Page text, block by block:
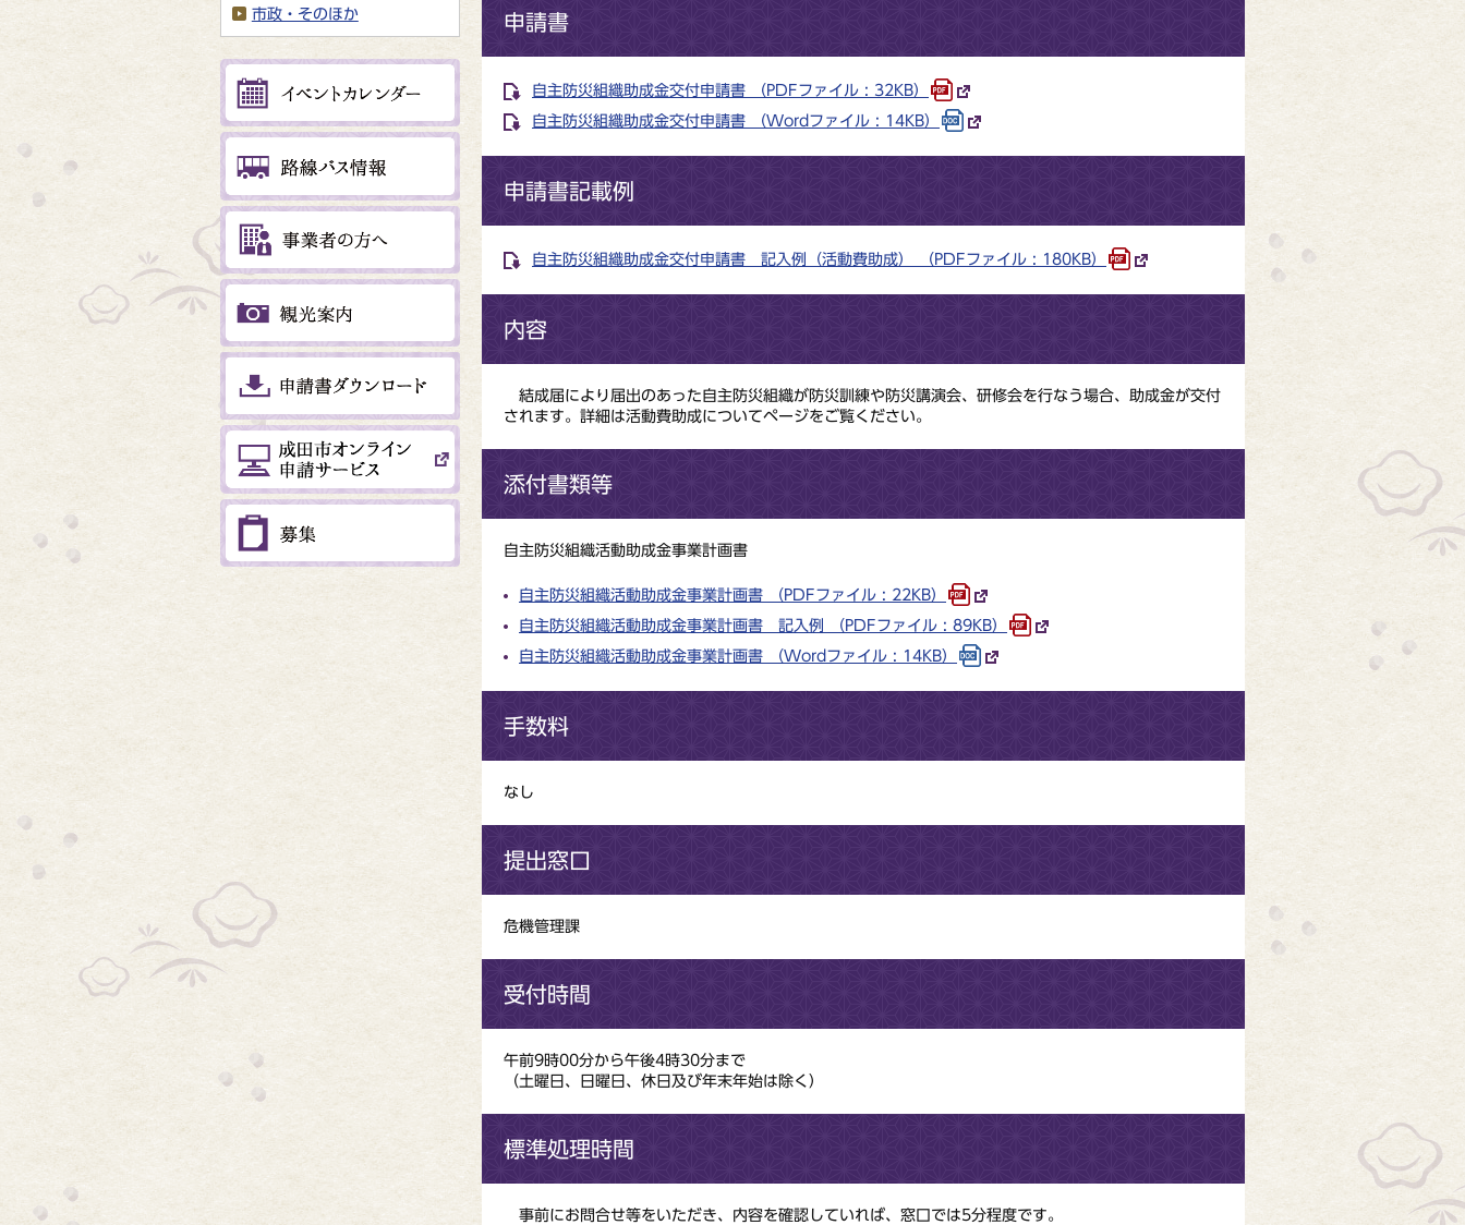
申請書
自主防災組織助成金交付申請書 （PDFファイル : 32KB）
自主防災組織助成金交付申請書 （Wordファイル : 14KB）
申請書記載例
自主防災組織助成金交付申請書 記入例（活動費助成） （PDFファイル : 180KB）
内容
結成届により届出のあった自主防災組織が防災訓練や防災講演会、研修会を行なう場合、助成金が交付
されます。詳細は活動費助成についてページをご覧ください。
添付書類等
自主防災組織活動助成金事業計画書
自主防災組織活動助成金事業計画書 （PDFファイル : 22KB）
自主防災組織活動助成金事業計画書 記入例 （PDFファイル : 89KB）
自主防災組織活動助成金事業計画書 （Wordファイル : 14KB）
手数料
なし
提出窓口
危機管理課
受付時間
午前9時00分から午後4時30分まで
（土曜日、日曜日、休日及び年末年始は除く）
標準処理時間
事前にお問合せ等をいただき、内容を確認していれば、窓口では5分程度です。
市政・そのほか